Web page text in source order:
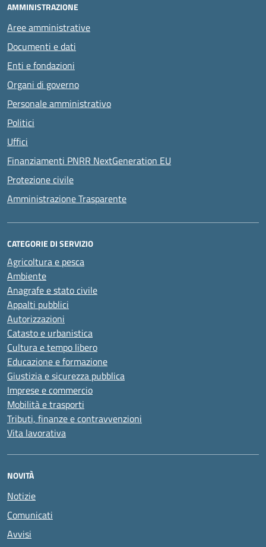
AMMINISTRAZIONE
Aree amministrative
Documenti e dati
Enti e fondazioni
Organi di governo
Personale amministrativo
Politici
Uffici
Finanziamenti PNRR NextGeneration EU
Protezione civile
Amministrazione Trasparente
CATEGORIE DI SERVIZIO
Agricoltura e pesca
Ambiente
Anagrafe e stato civile
Appalti pubblici
Autorizzazioni
Catasto e urbanistica
Cultura e tempo libero
Educazione e formazione
Giustizia e sicurezza pubblica
Imprese e commercio
Mobilità e trasporti
Tributi, finanze e contravvenzioni
Vita lavorativa
NOVITÀ
Notizie
Comunicati
Avvisi